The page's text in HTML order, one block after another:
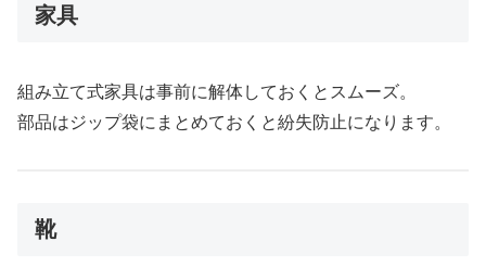
家具
組み立て式家具は事前に解体しておくとスムーズ。
部品はジップ袋にまとめておくと紛失防止になります。
靴